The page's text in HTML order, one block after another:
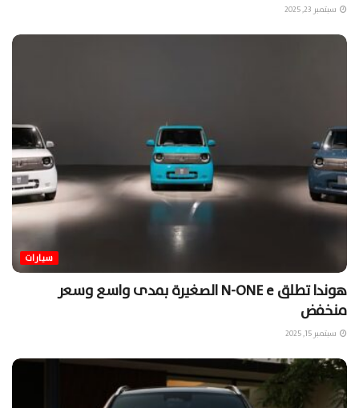
سبتمبر 23, 2025
سيارات
هوندا تطلق N-ONE e الصغيرة بمدى واسع وسعر
منخفض
سبتمبر 15, 2025